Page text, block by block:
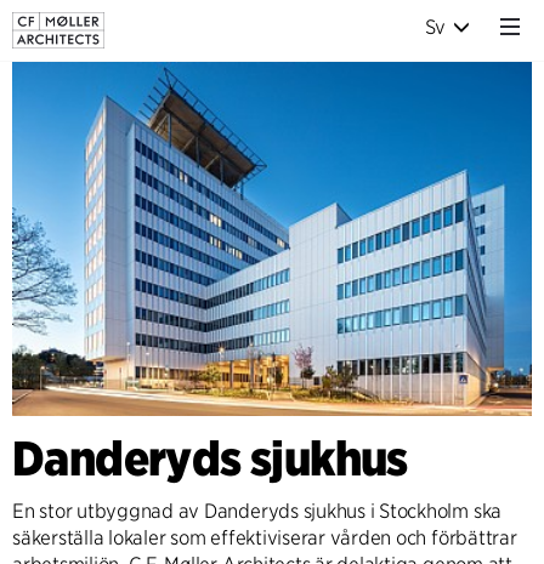
Sv
Danderyds sjukhus
En stor utbyggnad av Danderyds sjukhus i Stockholm ska
säkerställa lokaler som effektiviserar vården och förbättrar